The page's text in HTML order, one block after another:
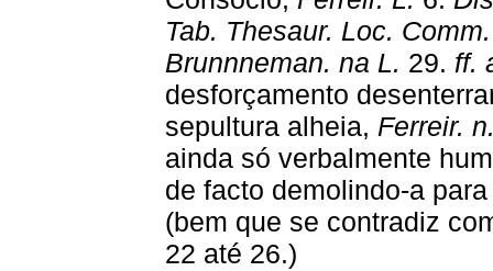
Tab. Thesaur. Loc.
Brunnneman. na L. 29. ff.
desforçamento
sepultura alheia, Ferreir.
ainda só verbalmente
de facto demolindo-a
(bem que se contradiz
22 até 26.)